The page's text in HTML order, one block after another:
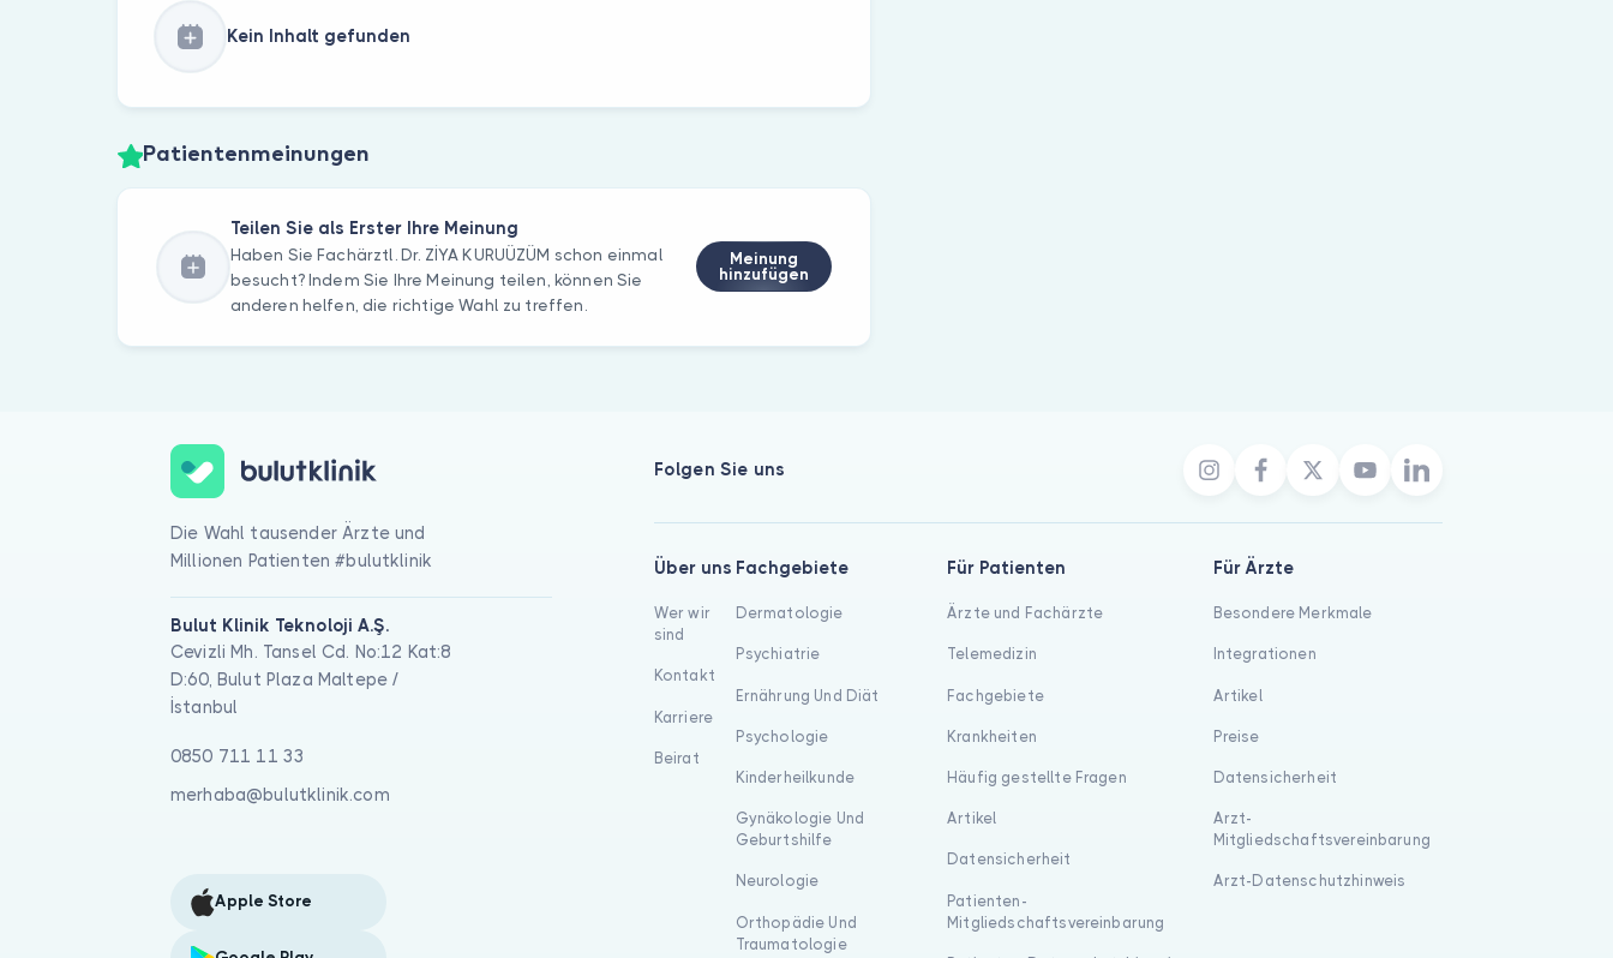
Kein Inhalt gefunden
Patientenmeinungen
Teilen Sie als Erster Ihre Meinung
Haben Sie Fachärztl. Dr. ZİYA KURUÜZÜM schon einmal
besucht? Indem Sie Ihre Meinung teilen, können Sie
anderen helfen, die richtige Wahl zu treffen.
Meinung
hinzufügen
Die Wahl tausender Ärzte und
Millionen Patienten #bulutklinik
Bulut Klinik Teknoloji A.Ş.
Cevizli Mh. Tansel Cd. No:12 Kat:8
D:60, Bulut Plaza Maltepe /
İstanbul
0850 711 11 33
merhaba@bulutklinik.com
Apple Store
Folgen Sie uns
Über uns
Wer wir
sind
Kontakt
Karriere
Beirat
Fachgebiete
Dermatologie
Psychiatrie
Ernährung Und Diät
Psychologie
Kinderheilkunde
Gynäkologie Und
Geburtshilfe
Neurologie
Orthopädie Und
Traumatologie
Für Patienten
Ärzte und Fachärzte
Telemedizin
Fachgebiete
Krankheiten
Häufig gestellte Fragen
Artikel
Datensicherheit
Patienten-
Mitgliedschaftsvereinbarung
Für Ärzte
Besondere Merkmale
Integrationen
Artikel
Preise
Datensicherheit
Arzt-
Mitgliedschaftsvereinbarung
Arzt-Datenschutzhinweis